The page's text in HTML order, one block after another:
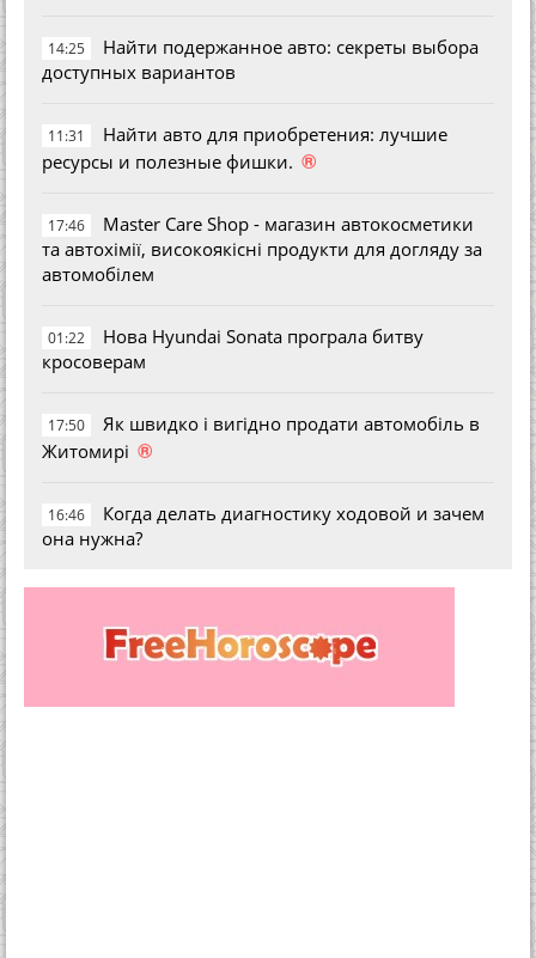
14:25
Найти подержанное авто: секреты выбора
доступных вариантов
11:31
Найти авто для приобретения: лучшие
ресурсы и полезные фишки. ®
17:46
Master Care Shop - магазин автокосметики
та автохімії, високоякісні продукти для догляду за
автомобілем
01:22
Нова Hyundai Sonata програла битву
кросоверам
17:50
Як швидко і вигідно продати автомобіль в
Житомирі ®
16:46
Когда делать диагностику ходовой и зачем
она нужна?